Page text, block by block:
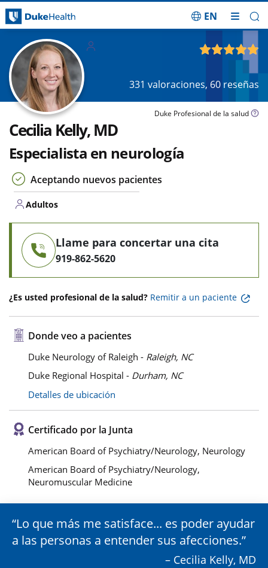
EN
331 valoraciones, 60 reseñas
Duke Profesional de la salud
Cecilia Kelly, MD
Especialista en neurología
Aceptando nuevos pacientes
Adultos
Llame para concertar una cita
919-862-5620
¿Es usted profesional de la salud? Remitir a un paciente
Donde veo a pacientes
Duke Neurology of Raleigh - Raleigh, NC
Duke Regional Hospital - Durham, NC
Detalles de ubicación
Certificado por la Junta
American Board of Psychiatry/Neurology, Neurology
American Board of Psychiatry/Neurology,
Neuromuscular Medicine
Lo que más me satisface... es poder ayudar
a las personas a entender sus afecciones.
– Cecilia Kelly, MD